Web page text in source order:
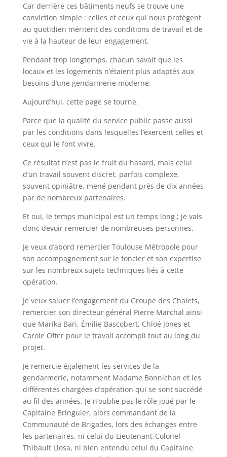
Car derrière ces bâtiments neufs se trouve une
conviction simple : celles et ceux qui nous protègent
au quotidien méritent des conditions de travail et de
vie à la hauteur de leur engagement.
Pendant trop longtemps, chacun savait que les
locaux et les logements n’étaient plus adaptés aux
besoins d’une gendarmerie moderne.
Aujourd’hui, cette page se tourne.
Parce que la qualité du service public passe aussi
par les conditions dans lesquelles l’exercent celles et
ceux qui le font vivre.
Ce résultat n’est pas le fruit du hasard, mais celui
d’un travail souvent discret, parfois complexe,
souvent opiniâtre, mené pendant près de dix années
par de nombreux partenaires.
Et oui, le temps municipal est un temps long ; je vais
donc devoir remercier de nombreuses personnes.
Je veux d’abord remercier Toulouse Métropole pour
son accompagnement sur le foncier et son expertise
sur les nombreux sujets techniques liés à cette
opération.
Je veux saluer l’engagement du Groupe des Chalets,
remercier son directeur général Pierre Marchal ainsi
que Marika Bari, Émilie Bascobert, Chloé Jones et
Carole Offer pour le travail accompli tout au long du
projet.
Je remercie également les services de la
gendarmerie, notamment Madame Bonnichon et les
différentes chargées d’opération qui se sont succédé
au fil des années. Je n’oublie pas le rôle joué par le
Capitaine Bringuier, alors commandant de la
Communauté de Brigades, lors des échanges entre
les partenaires, ni celui du Lieutenant-Colonel
Thibault Llosa, ni bien entendu celui du Capitaine